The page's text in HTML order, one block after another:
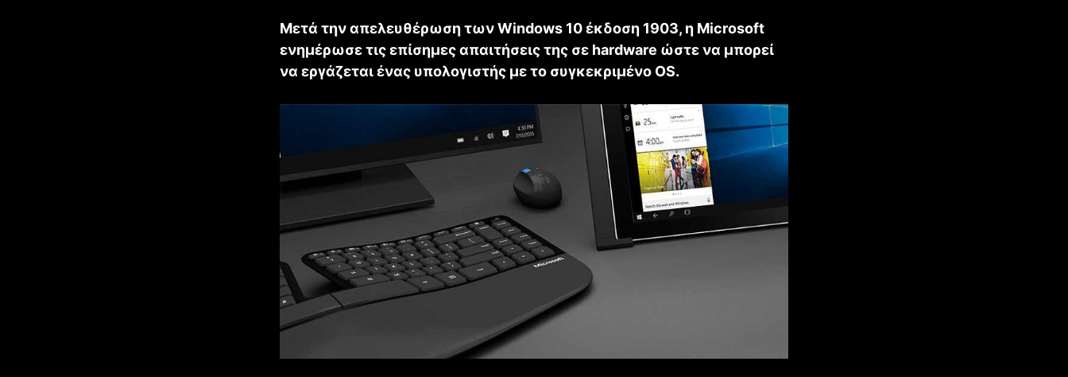
Μετά την απελευθέρωση των Windows 10 έκδοση 1903, η Microsoft
ενημέρωσε τις επίσημες απαιτήσεις της σε hardware ώστε να μπορεί
να εργάζεται ένας υπολογιστής με το συγκεκριμένο OS.